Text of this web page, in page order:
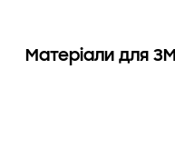
Матеріали для